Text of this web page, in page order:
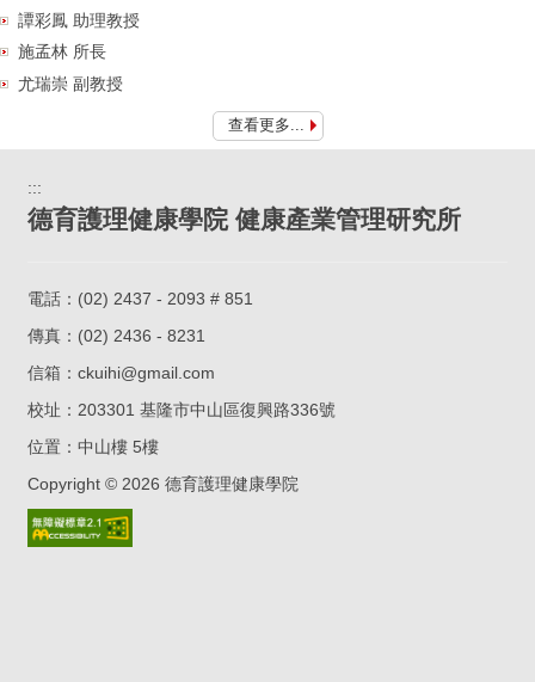
譚彩鳳 助理教授
施孟林 所長
尤瑞崇 副教授
查看更多...
:::
德育護理健康學院 健康產業管理研究所
電話： (02) 2437 - 2093 # 851
傳真：(02) 2436 - 8231
信箱： ckuihi@gmail.com
校址： 203301 基隆市中山區復興路336號
位置： 中山樓 5樓
Copyright © 2026 德育護理健康學院